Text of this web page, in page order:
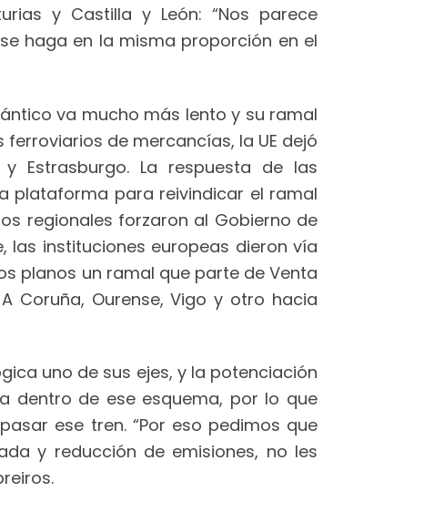
y Castilla y León: “Nos parece
haga en la misma proporción en el
va mucho más lento y su ramal
de mercancías, la UE dejó
Estrasburgo. La respuesta de las
plataforma para reivindicar el ramal
regionales forzaron al Gobierno de
las instituciones europeas dieron vía
planos un ramal que parte de Venta
Coruña, Ourense, Vigo y otro hacia
uno de sus ejes, y la potenciación
dentro de ese esquema, por lo que
ese tren. “Por eso pedimos que
y reducción de emisiones, no les